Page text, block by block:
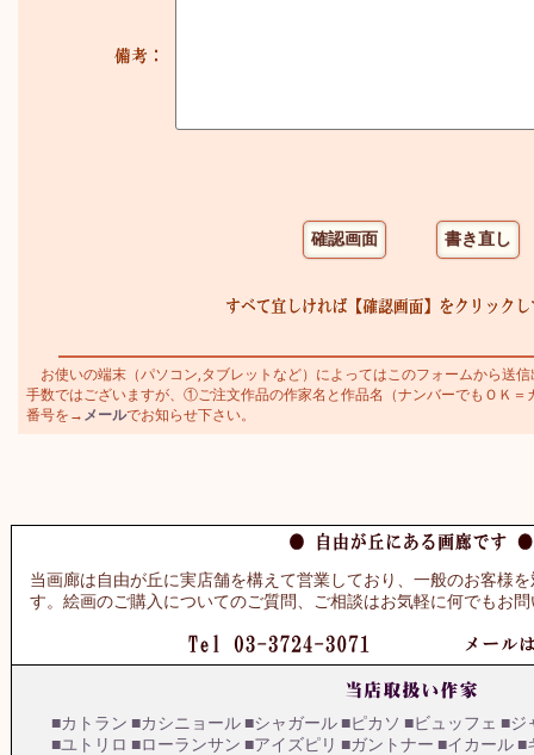
お使いの端末（パソコン,タブレットなど）によってはこのフォームから送
手数ではございますが、①ご注文作品の作家名と作品名（ナンバーでもＯＫ
番号を→ メールでお知らせ下さい。
当画廊は自由が丘に実店舗を構えて営業しており、一般のお客様
す。絵画のご購入についてのご質問、ご相談はお気軽に何でもお
■カトラン ■カシニョール■シャガール■ピカソ ■ビュッフェ ■ジ
■ユトリロ ■ローランサン ■アイズピリ ■ガントナー ■イカール■